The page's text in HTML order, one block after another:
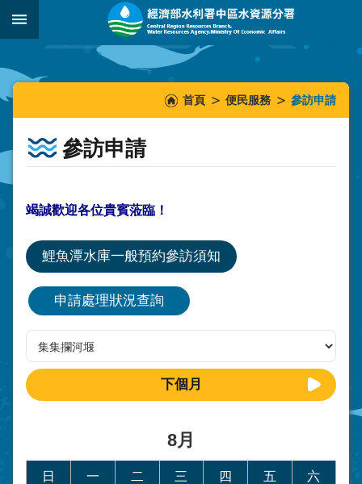
跳到主要內容區塊
::::::
首頁 便民服務 參訪申請
參訪申請
竭誠歡迎各位貴賓蒞臨！
鯉魚潭水庫一般預約參訪須知
申請處理狀況查詢
下個月
8月
日 一 二 三 四 五 六